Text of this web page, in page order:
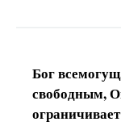
Бог
свободным,